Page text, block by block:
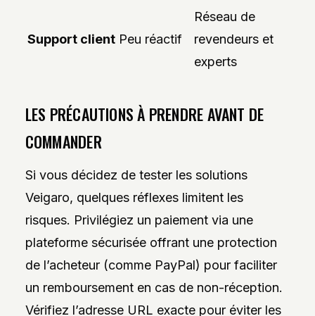
Support client Peu réactif
Réseau de
revendeurs et
experts
LES PRÉCAUTIONS À PRENDRE AVANT DE
COMMANDER
Si vous décidez de tester les solutions
Veigaro, quelques réflexes limitent les
risques. Privilégiez un paiement via une
plateforme sécurisée offrant une protection
de l’acheteur (comme PayPal) pour faciliter
un remboursement en cas de non-réception.
Vérifiez l’adresse URL exacte pour éviter les